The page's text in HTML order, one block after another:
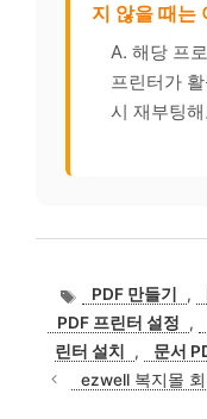
지 않을 때는
A. 해당 프
프린터가
시 재부팅
태
그
PDF 만들기 ,
PDF 프린터 설정
,
린터 설치
, 문서
ezwell 복지몰